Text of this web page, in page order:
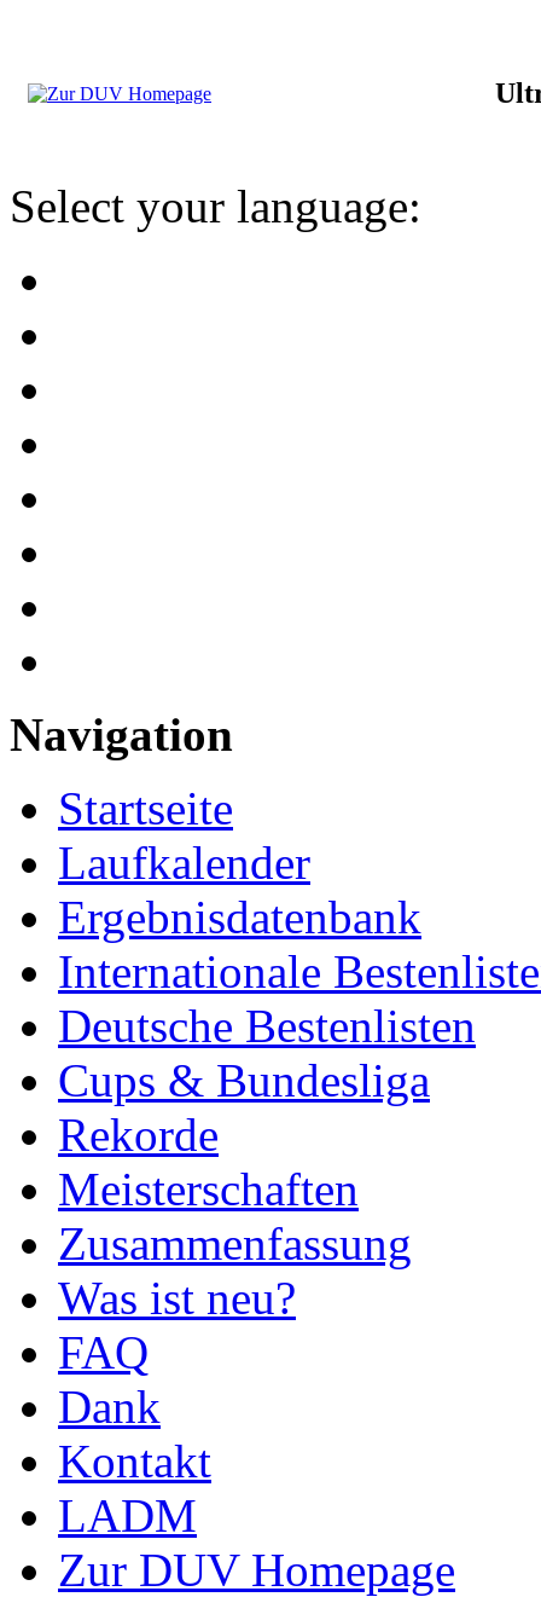
Select your language:
Navigation
Startseite
Laufkalender
Ergebnisdatenbank
Internationale
Deutsche Bestenlisten
Cups & Bundesliga
Rekorde
Meisterschaften
Zusammenfassung
Was ist neu?
FAQ
Dank
Kontakt
LADM
Zur DUV Homepage